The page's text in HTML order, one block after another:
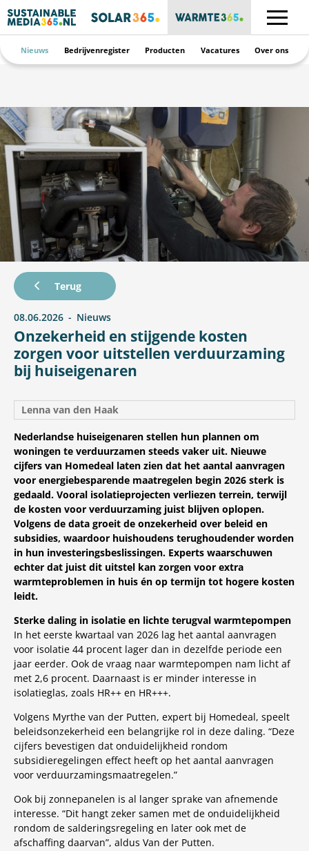
Nieuws Bedrijvenregister Producten Vacatures Over ons
Onzekerheid en stijgende kosten
zorgen voor uitstellen verduurzaming
bij huiseigenaren
Terug
08.06.2026 Nieuws
Lenna van den Haak
Nederlandse huiseigenaren stellen hun plannen om
woningen te verduurzamen steeds vaker uit. Nieuwe
cijfers van Homedeal laten zien dat het aantal aanvragen
voor energiebesparende maatregelen begin 2026 sterk is
gedaald. Vooral isolatieprojecten verliezen terrein, terwijl
de kosten voor verduurzaming juist blijven oplopen.
Volgens de data groeit de onzekerheid over beleid en
subsidies, waardoor huishoudens terughoudender worden
in hun investeringsbeslissingen. Experts waarschuwen
echter dat juist dit uitstel kan zorgen voor extra
warmteproblemen in huis én op termijn tot hogere kosten
leidt.
Sterke daling in isolatie en lichte terugval warmtepompen
In het eerste kwartaal van 2026 lag het aantal aanvragen
voor isolatie 44 procent lager dan in dezelfde periode een
jaar eerder. Ook de vraag naar warmtepompen nam licht af
met 2,6 procent. Daarnaast is er minder interesse in
isolatieglas, zoals HR++ en HR+++.
Volgens Myrthe van der Putten, expert bij Homedeal, speelt
beleidsonzekerheid een belangrijke rol in deze daling. “Deze
cijfers bevestigen dat onduidelijkheid rondom
subsidieregelingen effect heeft op het aantal aanvragen
voor verduurzamingsmaatregelen.”
Ook bij zonnepanelen is al langer sprake van afnemende
interesse. “Dit hangt zeker samen met de onduidelijkheid
rondom de salderingsregeling en later ook met de
afschaffing daarvan”, aldus Van der Putten.